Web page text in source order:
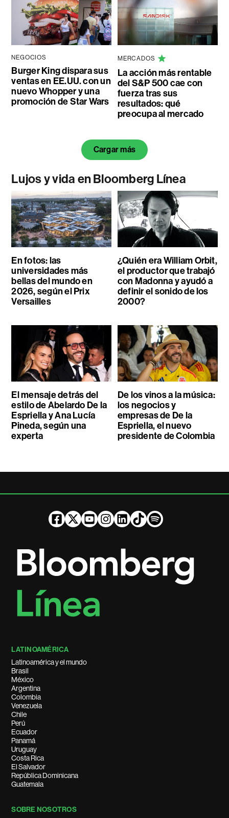
NEGOCIOS
Burger King dispara sus
ventas en EE.UU. con un
nuevo Whopper y una
promoción de Star Wars
MERCADOS
La acción más rentable
del S&P 500 cae con
fuerza tras sus
resultados: qué
preocupa al mercado
Cargar más
Lujos y vida en Bloomberg Línea
En fotos: las
universidades más
bellas del mundo en
2026, según el Prix
Versailles
¿Quién era William Orbit,
el productor que trabajó
con Madonna y ayudó a
definir el sonido de los
2000?
El mensaje detrás del
estilo de Abelardo De la
Espriella y Ana Lucía
Pineda, según una
experta
De los vinos a la música:
los negocios y
empresas de De la
Espriella, el nuevo
presidente de Colombia
LATINOAMÉRICA
Latinoamérica y el mundo
Brasil
México
Argentina
Colombia
Venezuela
Chile
Perú
Ecuador
Panamá
Uruguay
Costa Rica
El Salvador
República Dominicana
Guatemala
SOBRE NOSOTROS